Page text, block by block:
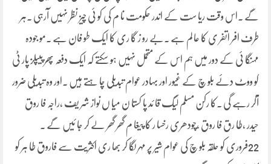
گے ۔اس وقت ریا ست کے اندر حکومت نا م کی کو ئی چیز نظر نہیں آرہی ۔ہر
طرف افر اتفر ی کا عا لم ہے ۔بے رو ز گا ری کا ایک طو فان ہے ۔مو جودہ
مہنگا ئی کے دور میں ہم اس کے متحمل نہیں ہو سکتے کہ ایک دفعہ پھر پیپلز پار ٹی
کو ووٹ دئے بلو چ کے غیور اور بہادر عوام تبدیلی چا ہتے ہیں ۔اور وہ تبدیلی ضرور
آکر رہے گی ۔کا رکن مسلم لیگ قا ئد پا کستا ن میا ں نواز شر یف ،راجہ فا روق
حیدر ،طا رق فا روق ،چودھری رخسا ر کا پیغا م گھر گھر لے کر جا ئیں گے ۔
22فروری کو حلقہ بلو چ کی عوام شیر پر مہر لگا کر بھا ری اکثریت سے فاروق طا ہر کو